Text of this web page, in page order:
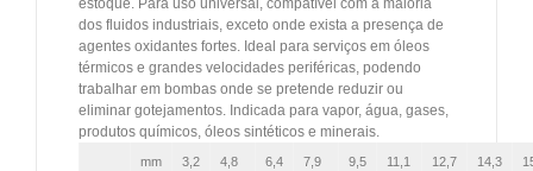
dos fluidos industriais, exceto onde exista a presença de
agentes oxidantes fortes. Ideal para serviços em óleos
térmicos e grandes velocidades periféricas, podendo
trabalhar em bombas onde se pretende reduzir ou
eliminar gotejamentos. Indicada para vapor, água, gases,
produtos químicos, óleos sintéticos e minerais.
mm 3,2 4,8 6,4 7,9 9,5 11,1 12,7 14,3